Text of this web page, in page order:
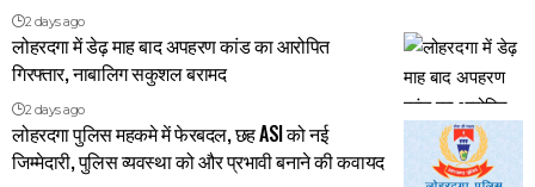
2 days ago
लोहरदगा में डेढ़ माह बाद अपहरण कांड का आरोपित
गिरफ्तार, नाबालिग सकुशल बरामद
2 days ago
लोहरदगा पुलिस महकमे में फेरबदल, छह ASI को नई
जिम्मेदारी, पुलिस व्यवस्था को और प्रभावी बनाने की कवायद